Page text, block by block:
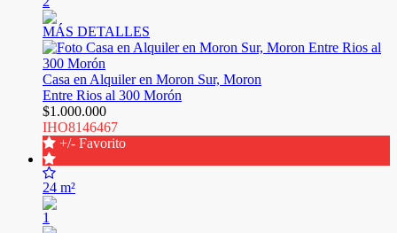
MÁS DETALLES
Casa en Alquiler en Moron Sur, Moron
Entre Rios al 300 Morón
$1.000.000
IHO8146467
+/- Favorito
24 m²
1